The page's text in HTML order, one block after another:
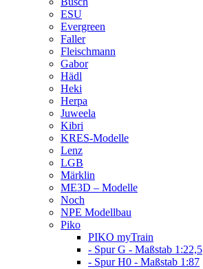
ESU
Evergreen
Faller
Fleischmann
Gabor
Hädl
Heki
Herpa
Juweela
Kibri
KRES-Modelle
Lenz
LGB
Märklin
ME3D – Modelle
Noch
NPE Modellbau
Piko
PIKO myTrain
- Spur G - Maßstab 1:22,5
- Spur H0 - Maßstab 1:87